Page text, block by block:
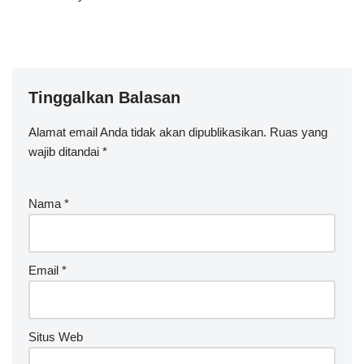
Tinggalkan Balasan
Alamat email Anda tidak akan dipublikasikan. Ruas yang
wajib ditandai *
Nama *
Email *
Situs Web